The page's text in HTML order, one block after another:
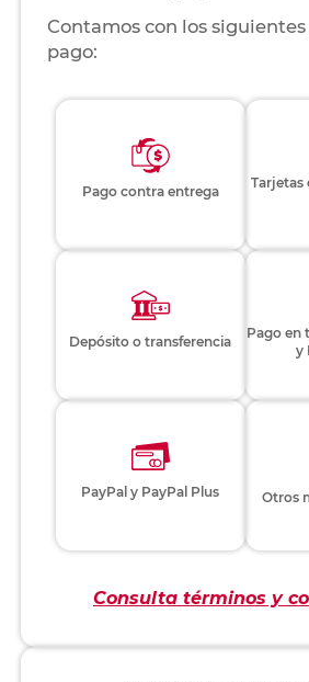
Contamos con los
pago:
Pago contra entrega
Tarjetas
Depósito o transferencia
Pago en
y
PayPal y PayPal Plus Otros
Consulta términos y